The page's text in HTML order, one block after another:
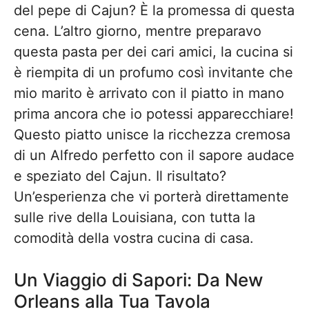
del pepe di Cajun? È la promessa di questa
cena. L’altro giorno, mentre preparavo
questa pasta per dei cari amici, la cucina si
è riempita di un profumo così invitante che
mio marito è arrivato con il piatto in mano
prima ancora che io potessi apparecchiare!
Questo piatto unisce la ricchezza cremosa
di un Alfredo perfetto con il sapore audace
e speziato del Cajun. Il risultato?
Un’esperienza che vi porterà direttamente
sulle rive della Louisiana, con tutta la
comodità della vostra cucina di casa.
Un Viaggio di Sapori: Da New
Orleans alla Tua Tavola